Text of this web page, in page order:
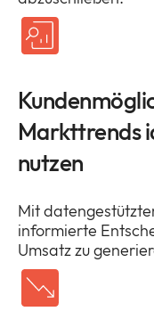
Markttrends
nutzen
Mit
informierte
Umsatz zu